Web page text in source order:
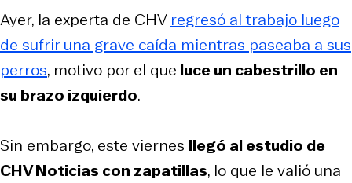
Ayer, la experta de CHV regresó al trabajo luego
de sufrir una grave caída mientras paseaba a sus
perros, motivo por el que luce un cabestrillo en
su brazo izquierdo.
Sin embargo, este viernes llegó al estudio de
CHV Noticias con zapatillas, lo que le valió una